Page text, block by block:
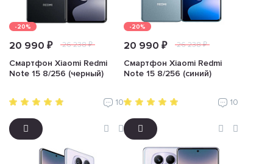
-20%
20 990 ₽ 26 238 ₽
Смартфон Xiaomi Redmi
Note 15 8/256 (черный)
10
-20%
20 990 ₽ 26 238 ₽
Смартфон Xiaomi Redmi
Note 15 8/256 (синий)
10